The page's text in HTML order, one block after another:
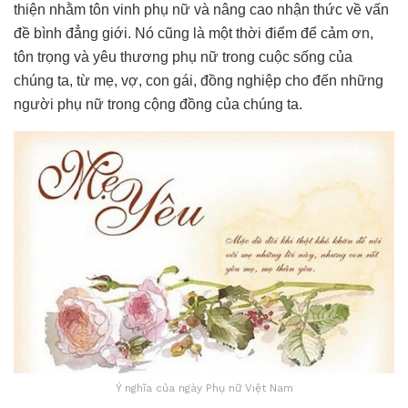
thiện nhằm tôn vinh phụ nữ và nâng cao nhận thức về vấn
đề bình đẳng giới. Nó cũng là một thời điểm để cảm ơn,
tôn trọng và yêu thương phụ nữ trong cuộc sống của
chúng ta, từ mẹ, vợ, con gái, đồng nghiệp cho đến những
người phụ nữ trong cộng đồng của chúng ta.
Ý nghĩa của ngày Phụ nữ Việt Nam